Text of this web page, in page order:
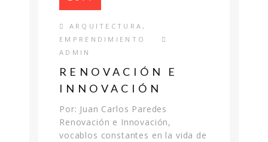
ARQUITECTURA ,
EMPRENDIMIENTO
ADMIN
RENOVACIÓN E
INNOVACIÓN
Por: Juan Carlos Paredes
Renovación e Innovación,
vocablos constantes en la vida de